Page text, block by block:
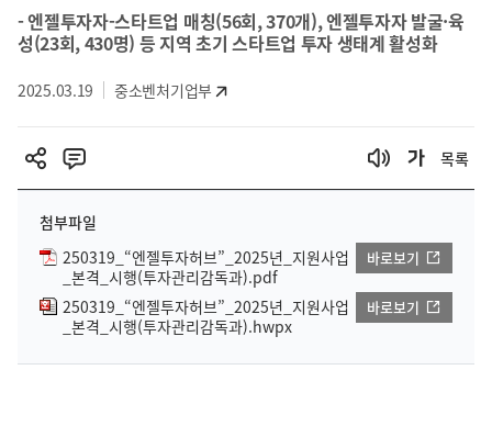
- 엔젤투자자-스타트업 매칭(56회, 370개), 엔젤투자자 발굴·육
성(23회, 430명) 등 지역 초기 스타트업 투자 생태계 활성화
2025.03.19 중소벤처기업부
목록
첨부파일
250319_“엔젤투자허브”_2025년_지원사업
_본격_시행(투자관리감독과).pdf
바로보기
250319_“엔젤투자허브”_2025년_지원사업
_본격_시행(투자관리감독과).hwpx
바로보기